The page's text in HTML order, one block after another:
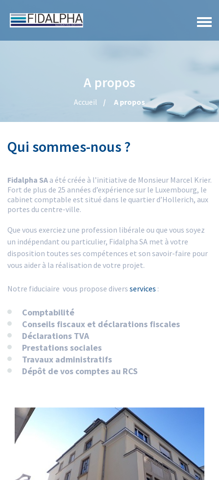
A propos
Accueil A propos
Qui sommes-nous ?
Fidalpha SA a été créée à l’initiative de Monsieur Marcel Krier.
Fort de plus de 25 années d’expérience sur le Luxembourg, le
cabinet comptable est situé dans le quartier d’Hollerich, aux
portes du centre-ville.
Que vous exerciez une profession libérale ou que vous soyez
un indépendant ou particulier, Fidalpha SA met à votre
disposition toutes ses compétences et son savoir-faire pour
vous aider à la réalisation de votre projet.
Notre fiduciaire vous propose divers services :
Comptabilité
Conseils fiscaux et déclarations fiscales
Déclarations TVA
Prestations sociales
Travaux administratifs
Dépôt de vos comptes au RCS